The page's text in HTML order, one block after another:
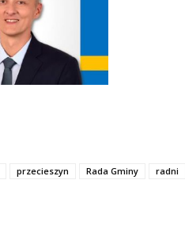
przecieszyn Rada Gminy
radni